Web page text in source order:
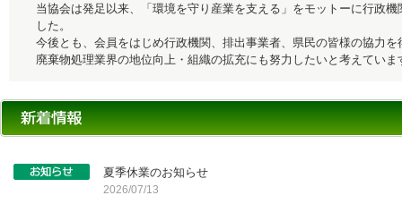
当協会は発足以来、「環境を守り産業を支える」をモットーに行政
した。
今後とも、会員をはじめ行政機関、排出事業者、県民の皆様の協力
廃棄物処理業界の地位向上・組織の拡充にも努力したいと考えていま
夏季休業のお知らせ
2026/07/13